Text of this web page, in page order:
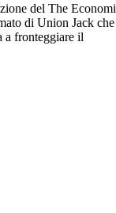
del The
di Union Jack
a fronteggiare il